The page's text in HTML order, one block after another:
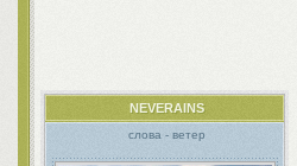
NEVERAINS
слова - ветер